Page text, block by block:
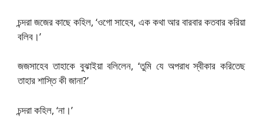
চন্দরা জজের কাছে কহিল, ‘ওগো সাহেব, এক কথা আর বারবার কতবার করিয়া
বলিব।’
জজসাহেব তাহাকে বুঝাইয়া বলিলেন, ‘তুমি যে অপরাধ স্বীকার করিতেছ
তাহার শাস্তি কী জানা?’
চন্দরা কহিল, ‘না।’